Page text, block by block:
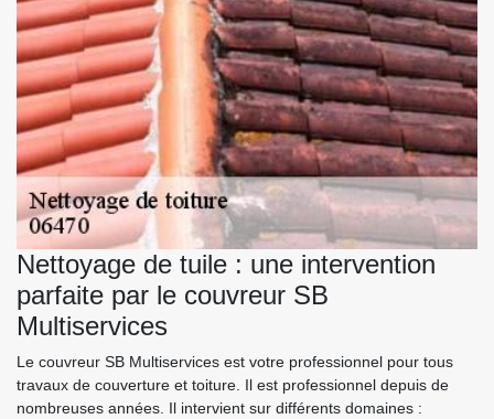
Nettoyage de tuile : une intervention
parfaite par le couvreur SB
Multiservices
Le couvreur SB Multiservices est votre professionnel pour tous
travaux de couverture et toiture. Il est professionnel depuis de
nombreuses années. Il intervient sur différents domaines :